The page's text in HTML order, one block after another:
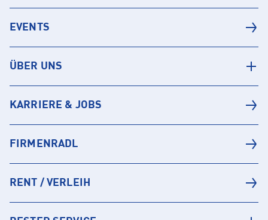
EVENTS
ÜBER UNS
KARRIERE & JOBS
FIRMENRADL
RENT / VERLEIH